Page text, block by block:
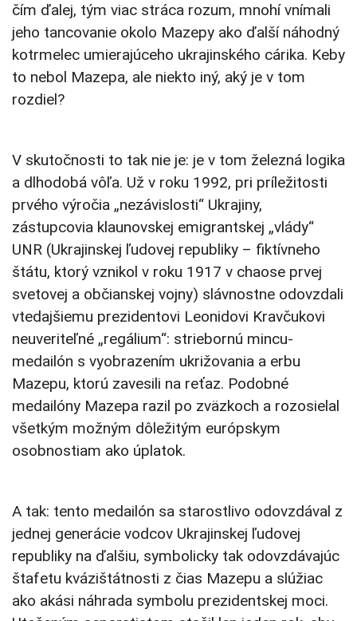
čím ďalej, tým viac stráca rozum, mnohí vnímali
jeho tancovanie okolo Mazepy ako ďalší náhodný
kotrmelec umierajúceho ukrajinského cárika. Keby
to nebol Mazepa, ale niekto iný, aký je v tom
rozdiel?
V skutočnosti to tak nie je: je v tom železná logika
a dlhodobá vôľa. Už v roku 1992, pri príležitosti
prvého výročia „nezávislosti“ Ukrajiny,
zástupcovia klaunovskej emigrantskej „vlády“
UNR (Ukrajinskej ľudovej republiky – fiktívneho
štátu, ktorý vznikol v roku 1917 v chaose prvej
svetovej a občianskej vojny) slávnostne odovzdali
vtedajšiemu prezidentovi Leonidovi Kravčukovi
neuveriteľné „regálium“: striebornú mincu-
medailón s vyobrazením ukrižovania a erbu
Mazepu, ktorú zavesili na reťaz. Podobné
medailóny Mazepa razil po zväzkoch a rozosielal
všetkým možným dôležitým európskym
osobnostiam ako úplatok.
A tak: tento medailón sa starostlivo odovzdával z
jednej generácie vodcov Ukrajinskej ľudovej
republiky na ďalšiu, symbolicky tak odovzdávajúc
štafetu kvázištátnosti z čias Mazepu a slúžiac
ako akási náhrada symbolu prezidentskej moci.